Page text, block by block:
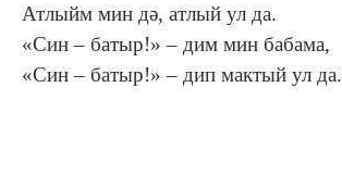
Атлыйм мин дә, атлый ул да.
«Син – батыр!» – дим мин бабама,
«Син – батыр!» – дип мактый ул да.